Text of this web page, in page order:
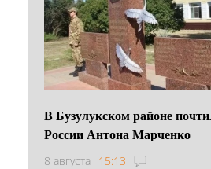
В Бузулукском районе
России Антона Марченко
8 августа 15:13